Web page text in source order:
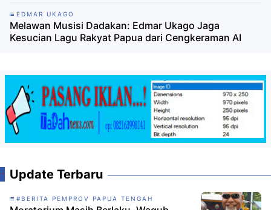
#BERITA PEMPROV PAPUA TENGAH
Pemprov Papua Tengah Siapkan Rangkaian HUT ke-4:
Nobar Final Pildu 2026, Jalan Santai, Lomba Yospan,
Melawan Musisi Dadakan: Edmar Ukago Jaga
Kesucian Lagu Rakyat Papua dari Cengkeraman AI